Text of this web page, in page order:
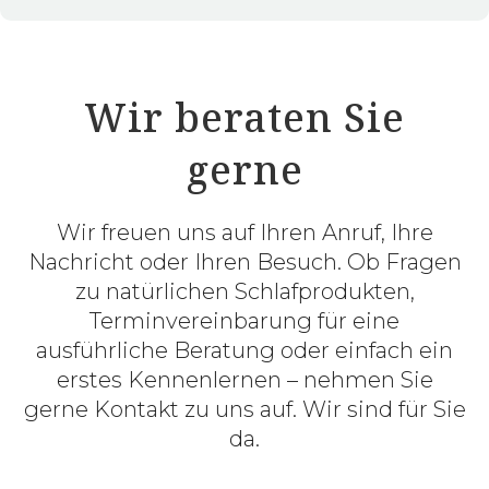
Wir beraten Sie
gerne
Wir freuen uns auf Ihren Anruf, Ihre
Nachricht oder Ihren Besuch. Ob Fragen
zu natürlichen Schlafprodukten,
Terminvereinbarung für eine
ausführliche Beratung oder einfach ein
erstes Kennenlernen – nehmen Sie
gerne Kontakt zu uns auf. Wir sind für Sie
da.